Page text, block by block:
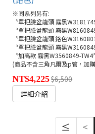
※同系列另有:
〝單把臉盆龍頭 霧黑W3181749-
〝單把臉盆龍頭 霧黑W8160849-
〝單把臉盆龍頭 鉻色W3160801-
〝單把臉盆龍頭 霧黑W3160849-
〝加高款 霧黑W3560849-TW4〞
(商品不含三角凡爾及p管，加購另計900元)
NT$4,225$6,500
詳細介紹
≤ <